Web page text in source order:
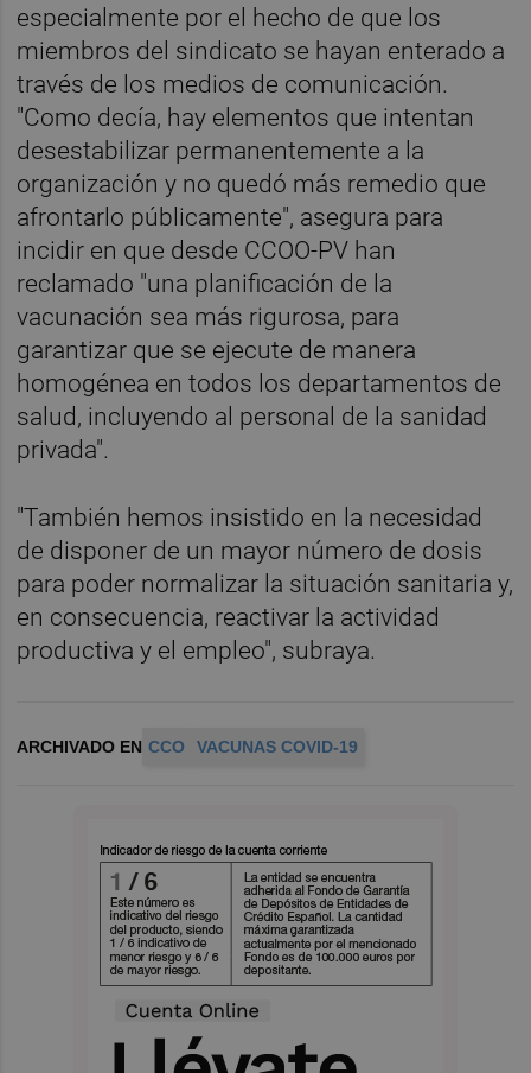
especialmente por el hecho de que los
miembros del sindicato se hayan enterado a
través de los medios de comunicación.
"Como decía, hay elementos que intentan
desestabilizar permanentemente a la
organización y no quedó más remedio que
afrontarlo públicamente", asegura para
incidir en que desde CCOO-PV han
reclamado "una planificación de la
vacunación sea más rigurosa, para
garantizar que se ejecute de manera
homogénea en todos los departamentos de
salud, incluyendo al personal de la sanidad
privada".
"También hemos insistido en la necesidad
de disponer de un mayor número de dosis
para poder normalizar la situación sanitaria y,
en consecuencia, reactivar la actividad
productiva y el empleo", subraya.
ARCHIVADO EN CCO VACUNAS COVID-19